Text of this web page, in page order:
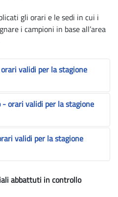
gli orari e le sedi in cui i
i campioni in base all’area
validi per la stagione
- orari validi per la stagione
validi per la stagione
abbattuti in controllo